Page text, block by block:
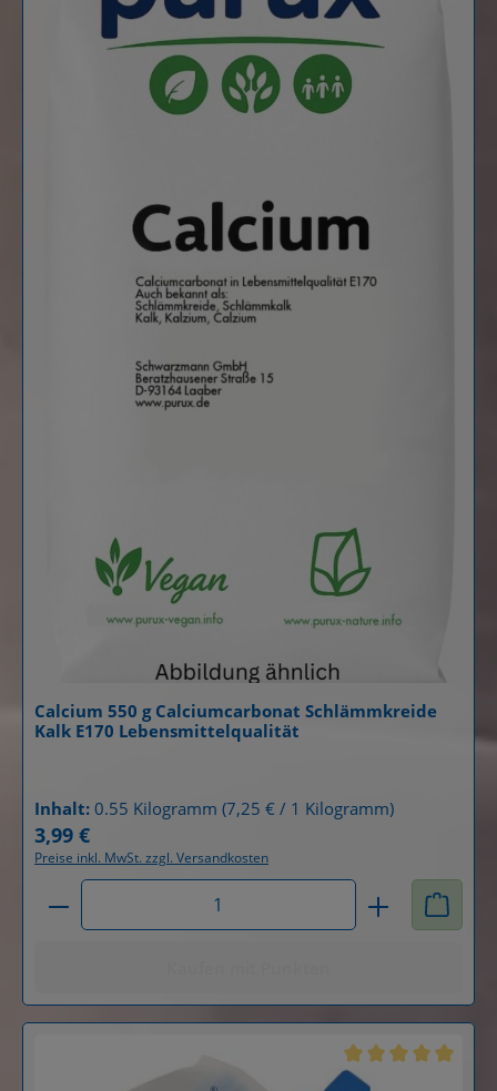
Details
Calcium 550 g Calciumcarbonat Schlämmkreide
Kalk E170 Lebensmittelqualität
Inhalt:0.55 Kilogramm(7,25 € / 1 Kilogramm)
Regulärer Preis:
3,99 €
Preise inkl. MwSt. zzgl. Versandkosten
Produkt Anzahl: Gib den gewünschten Wert
Durchschnittliche